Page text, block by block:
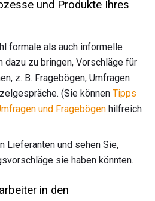
und Produkte Ihres
formale als auch informelle
dazu zu bringen, Vorschläge für
z. B. Fragebögen, Umfragen
(Sie können Tipps
und Fragebögen hilfreich
Lieferanten und sehen Sie,
sie haben könnten.
in den